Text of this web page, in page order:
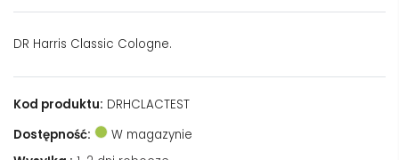
DR Harris Classic Cologne.
Kod produktu: DRHCLACTEST
Dostępność:
W magazynie